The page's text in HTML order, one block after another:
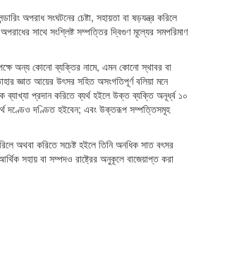
অপরাধ সংঘটনের চেষ্টা, সহায়তা বা ষড়যন্ত্র করিলে
সাথে সংশ্লিষ্ট সম্পত্তির দ্বিগুণ মূল্যের সমপরিমাণ
অন্য কোনো ব্যক্তির নামে, এমন কোনো স্থাবর বা
জ্ঞাত আয়ের উৎসর সহিত অসংগতিপূর্ণ বলিয়া মনে
প্রদান করিতে ব্যর্থ হইলে উক্ত ব্যক্তি অনূর্ধ্ব ১০
দণ্ডেও দণ্ডিত হইবেন; এবং উক্তরূপ সম্পত্তিসমূহ
অথবা করিতে সচেষ্ট হইলে তিনি অনধিক সাত বৎসর
সহায় বা সম্পদও রাষ্ট্রের অনুকূলে বাজেয়াপ্ত করা